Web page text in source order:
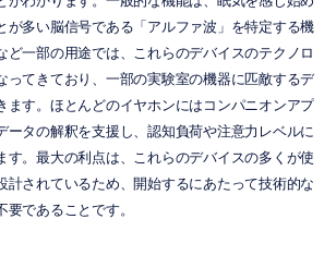
が多い脳信号である「アルファ波」を特定する機
ど一部の用途では、これらのデバイスのテクノロ
ってきており、一部の実験室の機器に匹敵するデ
ます。ほとんどのイヤホンにはコンパニオンアプ
ータの解釈を支援し、認知負荷や注意力レベルに
す。最大の利点は、これらのデバイスの多くが使
計されているため、開始するにあたって技術的な
であることです。